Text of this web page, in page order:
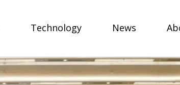
Technology News